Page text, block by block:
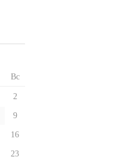
Вс
2
9
16
23